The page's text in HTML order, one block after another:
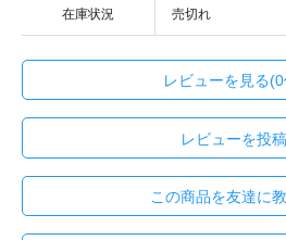
在庫状況 売切れ
レビューを見る
レビューを投稿
この商品を友達に